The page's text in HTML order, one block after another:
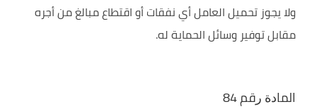
ولا يجوز تحميل العامل أي نفقات أو اقتطاع مبالغ من أجره
مقابل توفير وسائل الحماية له.
اﻟﻤﺎﺩﺓ ﺭﻗﻢ 84